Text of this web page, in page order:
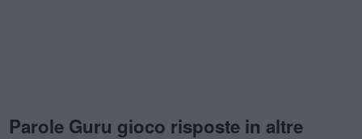
Parole Guru gioco risposte in altre